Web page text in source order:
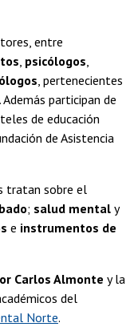
entre
, psicólogos,
, pertenecientes
participan de
de educación
de Asistencia
tratan sobre el
; salud mental y
e instrumentos de
Carlos Almonte y la
del
Norte.